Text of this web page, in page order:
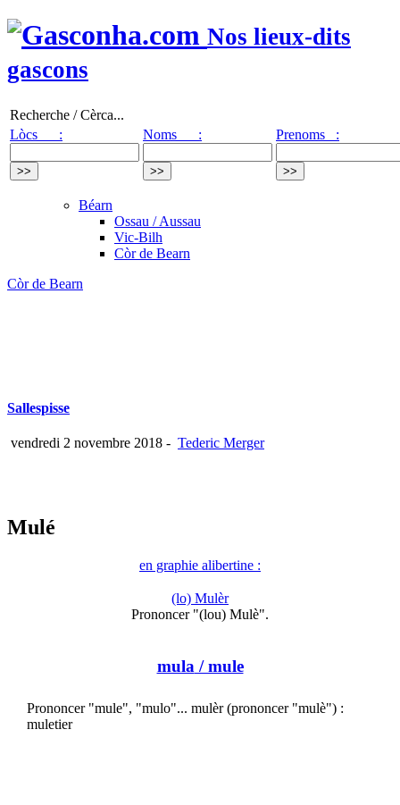
Nos lieux-dits
gascons
Recherche / Cèrca...
Lòcs :
Noms : Prenoms :
Béarn
Ossau / Aussau
Vic-Bilh
Còr de Bearn
Còr de Bearn
Sallespisse
vendredi 2 novembre 2018 - Tederic Merger
Mulé
en graphie alibertine :
(lo) Mulèr
Prononcer "(lou) Mulè".
mula / mule
Prononcer "mule", "mulo"... mulèr (prononcer "mulè") :
muletier